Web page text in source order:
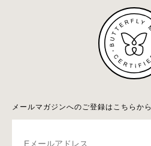
メールマガジンへのご登録はこちらから